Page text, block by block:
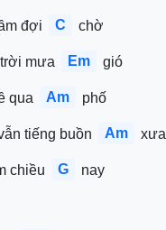
đợi C chờ
mưa Em gió
qua Am phố
tiếng buồn Am xưa
chiều G nay